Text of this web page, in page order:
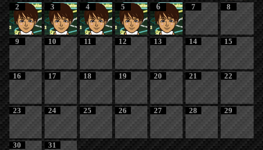
2 3 4 5 6 7 8
9 10 11 12 13 14 15
16 17 18 19 20 21 22
23 24 25 26 27 28 29
30 31